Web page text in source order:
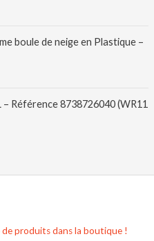
boule de neige en Plastique –
– Référence 8738726040 (WR11
produits dans la boutique !